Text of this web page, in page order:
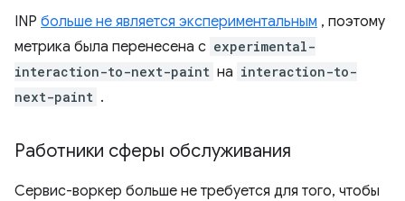
INP больше не является экспериментальным , поэтому
метрика была перенесена с experimental-
interaction-to-next-paint на interaction-to-
next-paint .
Работники сферы обслуживания
Сервис-воркер больше не требуется для того, чтобы